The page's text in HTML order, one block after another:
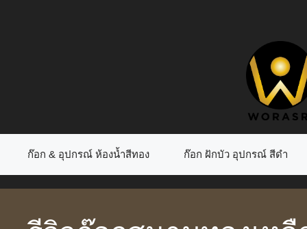
ก๊อก & อุปกรณ์ ห้องน้ำสีทอง ก๊อก ฝักบัว อุปกรณ์ สีดำ